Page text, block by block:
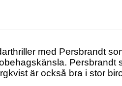
med Persbrandt
Persbrandt
är också bra i stor